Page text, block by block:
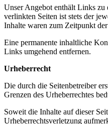
Unser Angebot enthält Links zu
verlinkten Seiten ist stets der
Inhalte waren zum Zeitpunkt
Eine permanente inhaltliche
Links umgehend entfernen.
Urheberrecht
Die durch die Seitenbetreiber
Grenzen des Urheberrechtes
Soweit die Inhalte auf dieser
Urheberrechtsverletzung